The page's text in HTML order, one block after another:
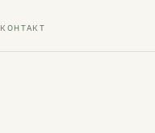
КОНТАКТ